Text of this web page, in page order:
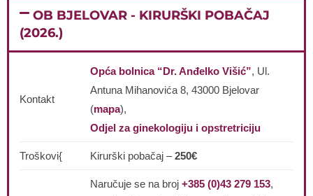
OB BJELOVAR - KIRURŠKI POBAČAJ
(2026.)
Kontakt
Opća bolnica “Dr. Anđelko Višić”, Ul.
Antuna Mihanovića 8, 43000 Bjelovar
(mapa),
Odjel za ginekologiju i opstretriciju
Troškovi{ Kirurški pobačaj –250€
Naručuje se na broj +385 (0)43 279 153,